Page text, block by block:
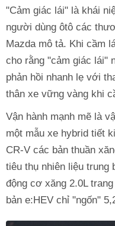
"Cảm giác lái" là khái
người dùng ôtô các
Mazda mô tả. Khi cầm
cho rằng "cảm giác lái"
phản hồi nhanh lẹ với
thân xe vững vàng khi
Vận hành mạnh mẽ là
một mẫu xe hybrid tiết
CR-V các bản thuần
tiêu thụ nhiên liệu trung
động cơ xăng 2.0L
bản e:HEV chỉ "ngốn"